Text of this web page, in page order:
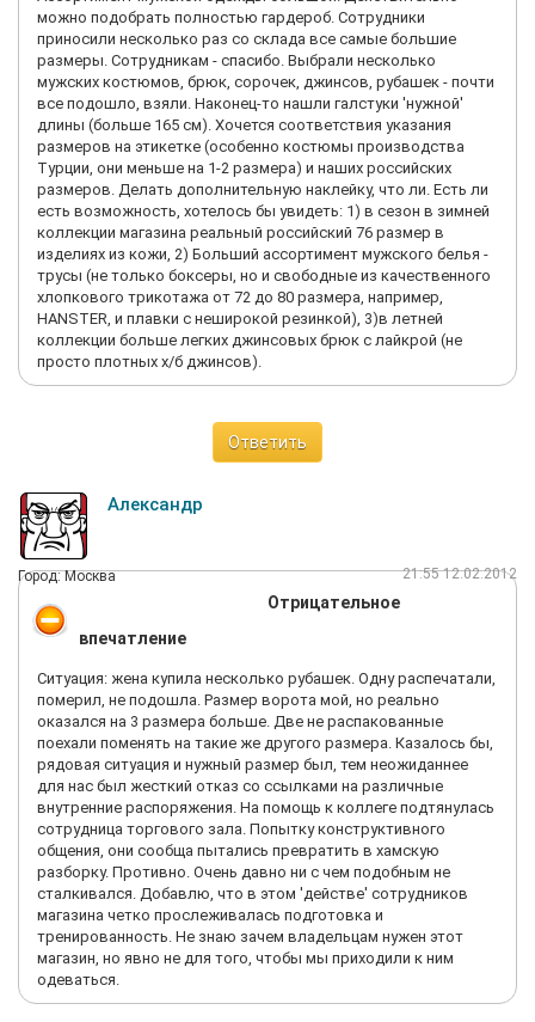
можно подобрать полностью гардероб. Сотрудники
приносили несколько раз со склада все самые большие
размеры. Сотрудникам - спасибо. Выбрали несколько
мужских костюмов, брюк, сорочек, джинсов, рубашек - почти
все подошло, взяли. Наконец-то нашли галстуки 'нужной'
длины (больше 165 см). Хочется соответствия указания
размеров на этикетке (особенно костюмы производства
Турции, они меньше на 1-2 размера) и наших российских
размеров. Делать дополнительную наклейку, что ли. Есть ли
есть возможность, хотелось бы увидеть: 1) в сезон в зимней
коллекции магазина реальный российский 76 размер в
изделиях из кожи, 2) Больший ассортимент мужского белья -
трусы (не только боксеры, но и свободные из качественного
хлопкового трикотажа от 72 до 80 размера, например,
HANSTER, и плавки с неширокой резинкой), 3)в летней
коллекции больше легких джинсовых брюк с лайкрой (не
просто плотных х/б джинсов).
Ответить
Александр
Город: Москва 21:55 12.02.2012
Отрицательное
впечатление
Ситуация: жена купила несколько рубашек. Одну распечатали,
померил, не подошла. Размер ворота мой, но реально
оказался на 3 размера больше. Две не распакованные
поехали поменять на такие же другого размера. Казалось бы,
рядовая ситуация и нужный размер был, тем неожиданнее
для нас был жесткий отказ со ссылками на различные
внутренние распоряжения. На помощь к коллеге подтянулась
сотрудница торгового зала. Попытку конструктивного
общения, они сообща пытались превратить в хамскую
разборку. Противно. Очень давно ни с чем подобным не
сталкивался. Добавлю, что в этом 'действе' сотрудников
магазина четко прослеживалась подготовка и
тренированность. Не знаю зачем владельцам нужен этот
магазин, но явно не для того, чтобы мы приходили к ним
одеваться.